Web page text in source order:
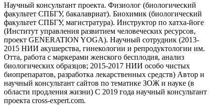
Научный консультант проекта. Физиолог (биологический
факультет СПБГУ, бакалавриат). Биохимик (биологический
факультет СПБГУ, магистратура). Инструктор по хатха-йоге
(Институт управления развитием человеческих ресурсов,
проект GENERATION YOGA). Научный сотрудник (2013-
2015 НИИ акушерства, гинекологии и репродуктологии им.
Отта, работа с маркерами женского бесплодия, анализ
биологических образцов; 2015-2017 НИИ особо чистых
биопрепаратов, разработка лекарственных средств) Автор и
научный консультант сайтов по тематике ЗОЖ и науке (в
области продления жизни) C 2019 года научный консультант
проекта cross-expert.com.